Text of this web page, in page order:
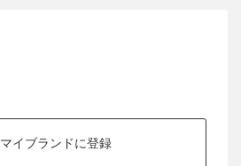
マイブランドに登録